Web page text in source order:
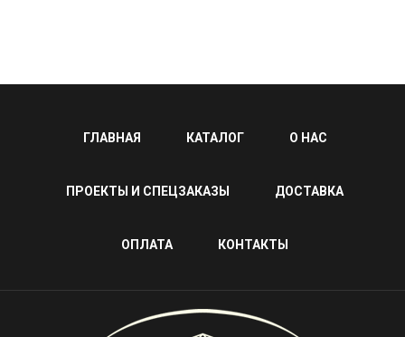
ГЛАВНАЯ КАТАЛОГ О НАС
ПРОЕКТЫ И СПЕЦЗАКАЗЫ ДОСТАВКА
ОПЛАТА КОНТАКТЫ